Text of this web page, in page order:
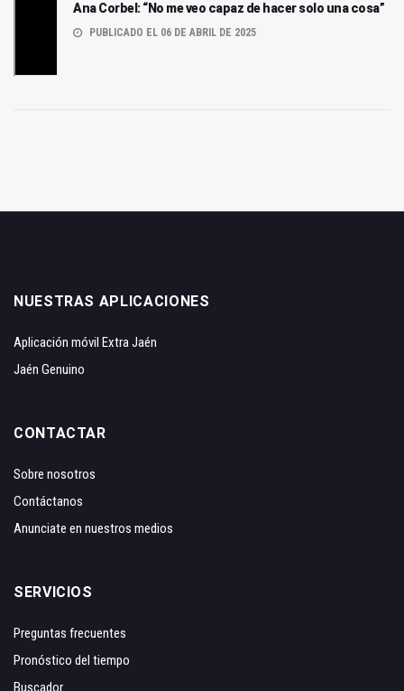
Ana Corbel: “No me veo capaz de hacer solo una cosa”
PUBLICADO EL 06 DE ABRIL DE 2025
NUESTRAS APLICACIONES
Aplicación móvil Extra Jaén
Jaén Genuino
CONTACTAR
Sobre nosotros
Contáctanos
Anunciate en nuestros medios
SERVICIOS
Preguntas frecuentes
Pronóstico del tiempo
Buscador